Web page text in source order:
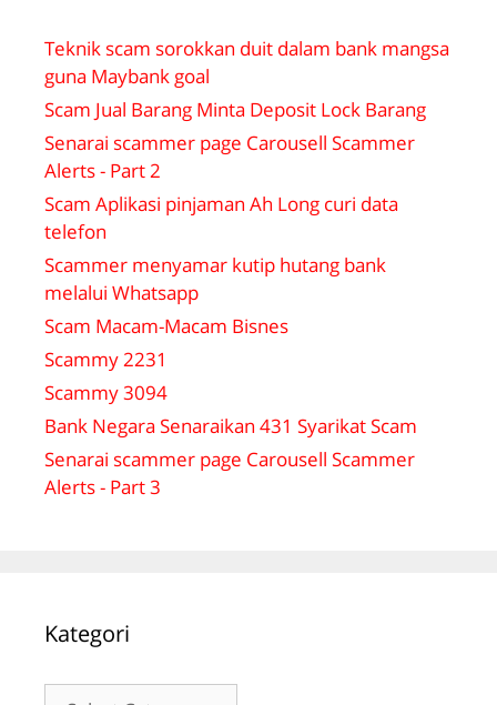
Teknik scam sorokkan duit dalam bank mangsa
guna Maybank goal
Scam Jual Barang Minta Deposit Lock Barang
Senarai scammer page Carousell Scammer
Alerts - Part 2
Scam Aplikasi pinjaman Ah Long curi data
telefon
Scammer menyamar kutip hutang bank
melalui Whatsapp
Scam Macam-Macam Bisnes
Scammy 2231
Scammy 3094
Bank Negara Senaraikan 431 Syarikat Scam
Senarai scammer page Carousell Scammer
Alerts - Part 3
Kategori